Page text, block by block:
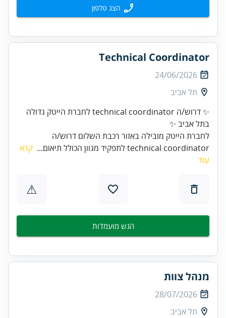
הצג טלפון
Technical Coordinator
24/06/2026
תל אביב
✨ דרוש/ה technical coordinator לחברת הייטק גדולה
בתל אביב ✨
לחברת הייטק מובילה באזור רכבת השלום דרוש/ה
technical coordinator לתפקיד מגוון הכולל תיאום...
קרא
עוד
⚠
הגש מועמדות
מנהל צוות
28/07/2026
תל אביב